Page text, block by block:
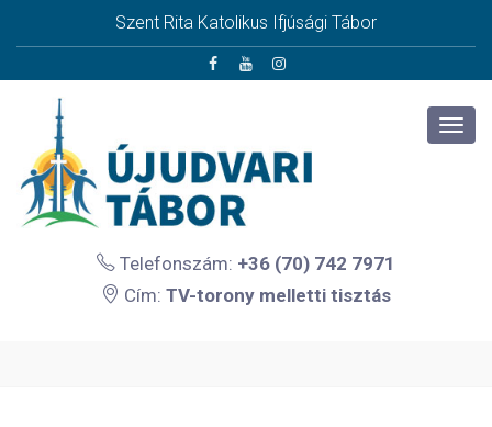
Szent Rita Katolikus Ifjúsági Tábor
Telefonszám: +36 (70) 742 7971
Cím: TV-torony melletti tisztás